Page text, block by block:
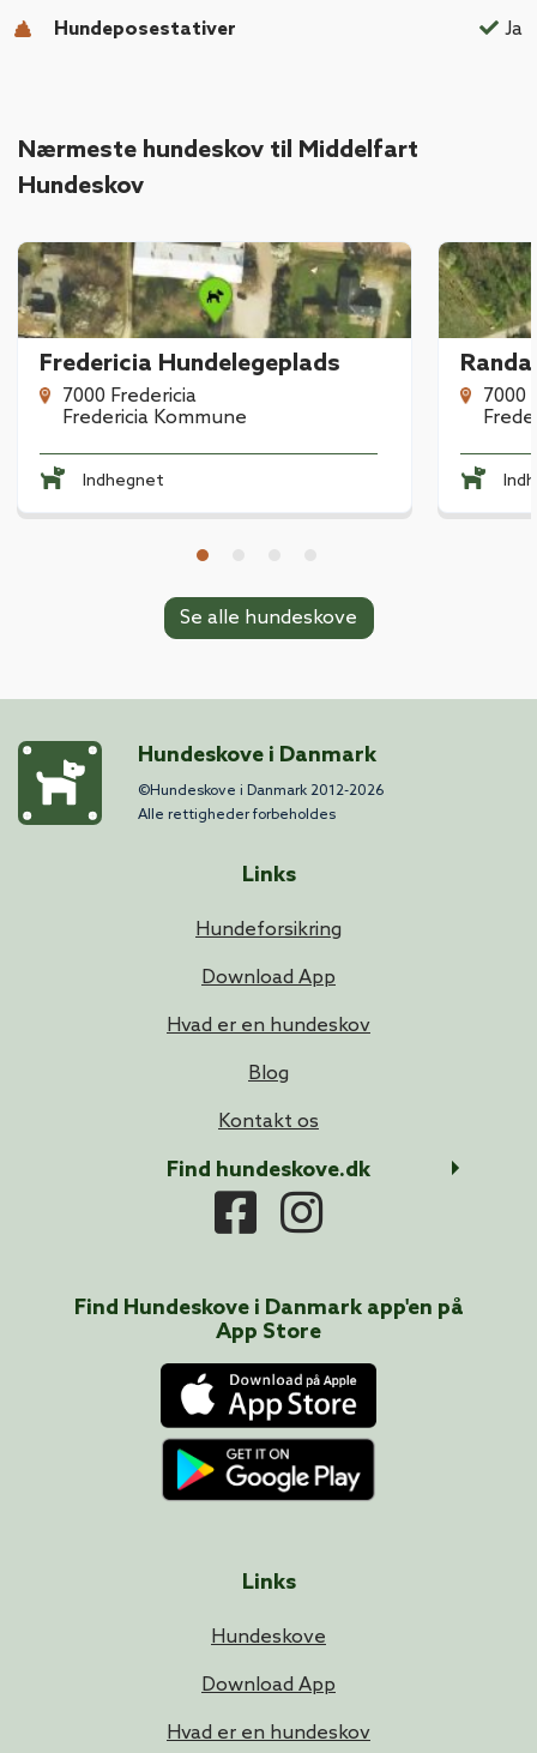
Hundeposestativer Ja
Nærmeste hundeskov til Middelfart
Hundeskov
Fredericia Hundelegeplads
7000 Fredericia
Fredericia Kommune
Indhegnet
7000
Se alle hundeskove
Hundeskove i Danmark
©Hundeskove i Danmark 2012-2026
Alle rettigheder forbeholdes
Links
Hundeskove
Download App
Hvad er en hundeskov
Links
Hundeforsikring
Download App
Hvad er en hundeskov
Blog
Kontakt os
Find hundeskove.dk
Find Hundeskove i Danmark app'en på
App Store